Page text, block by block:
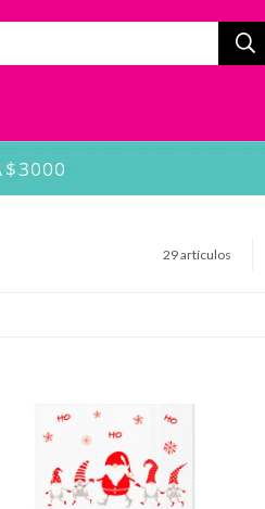
29 artículos